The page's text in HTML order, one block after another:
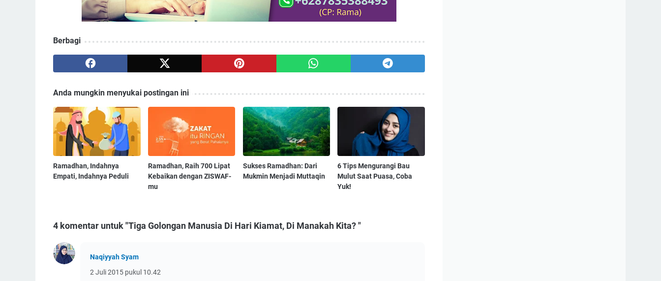
Berbagi
Anda mungkin menyukai postingan ini
Ramadhan, Indahnya
Empati, Indahnya Peduli
Ramadhan, Raih 700 Lipat
Kebaikan dengan ZISWAF-
mu
Sukses Ramadhan: Dari
Mukmin Menjadi Muttaqin
6 Tips Mengurangi Bau
Mulut Saat Puasa, Coba
Yuk!
4 komentar untuk "Tiga Golongan Manusia Di Hari Kiamat, Di Manakah Kita? "
Naqiyyah Syam
2 Juli 2015 pukul 10.42